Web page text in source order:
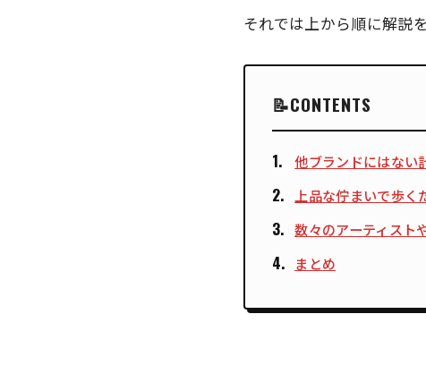
それでは上から順に解説
CONTENTS
他ブランドにはない
上品な佇まいで歩
数々のアーティスト
まとめ